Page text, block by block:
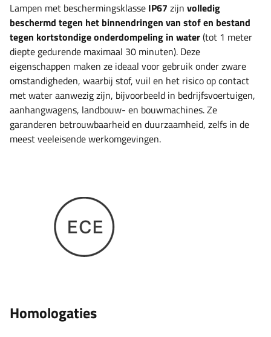
Lampen met beschermingsklasse IP67 zijn volledig
beschermd tegen het binnendringen van stof en bestand
tegen kortstondige onderdompeling in water(tot 1 meter
diepte gedurende maximaal 30 minuten). Deze
eigenschappen maken ze ideaal voor gebruik onder zware
omstandigheden, waarbij stof, vuil en het risico op contact
met water aanwezig zijn, bijvoorbeeld in bedrijfsvoertuigen,
aanhangwagens, landbouw- en bouwmachines. Ze
garanderen betrouwbaarheid en duurzaamheid, zelfs in de
meest veeleisende werkomgevingen.
Homologaties